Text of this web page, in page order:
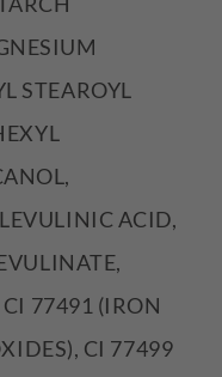
STEAROYL
ACID,
CI 77491 (IRON
CI 77499